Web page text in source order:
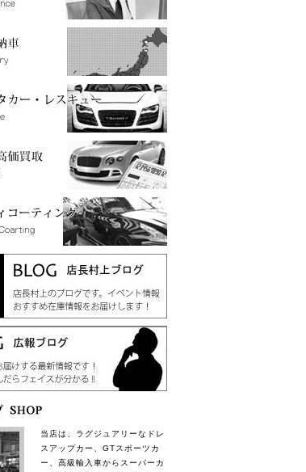
当店は、ラグジュアリーなドレ
スアップカー、GTスポーツカ
ー、高級輸入車からスーパーカ